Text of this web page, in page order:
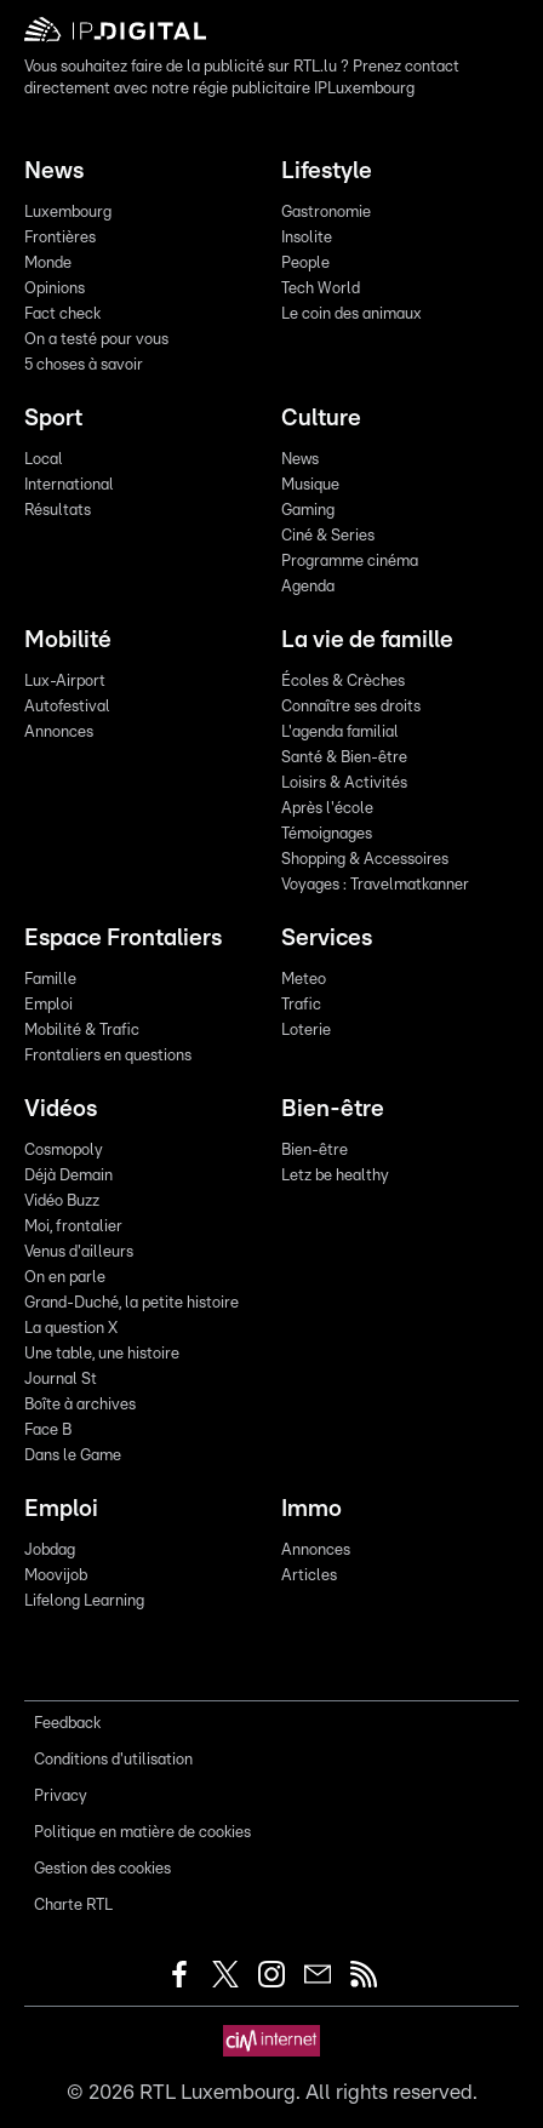
Vous souhaitez faire de la publicité sur RTL.lu ? Prenez contact
directement avec notre régie publicitaire IPLuxembourg
News
Luxembourg
Frontières
Monde
Opinions
Fact check
On a testé pour vous
5 choses à savoir
Lifestyle
Gastronomie
Insolite
People
Tech World
Le coin des animaux
Sport
Local
International
Résultats
Culture
News
Musique
Gaming
Ciné & Series
Programme cinéma
Agenda
Mobilité
Lux-Airport
Autofestival
Annonces
La vie de famille
Écoles & Crèches
Connaître ses droits
L'agenda familial
Santé & Bien-être
Loisirs & Activités
Après l'école
Témoignages
Shopping & Accessoires
Voyages : Travelmatkanner
Espace Frontaliers
Famille
Emploi
Mobilité & Trafic
Frontaliers en questions
Services
Meteo
Trafic
Loterie
Vidéos
Cosmopoly
Déjà Demain
Vidéo Buzz
Moi, frontalier
Venus d'ailleurs
On en parle
Grand-Duché, la petite histoire
La question X
Une table, une histoire
Journal St
Boîte à archives
Face B
Dans le Game
Bien-être
Bien-être
Letz be healthy
Emploi
Jobdag
Moovijob
Lifelong Learning
Immo
Annonces
Articles
Feedback
Conditions d'utilisation
Privacy
Politique en matière de cookies
Gestion des cookies
Charte RTL
© 2026RTL Luxembourg. All rights reserved.